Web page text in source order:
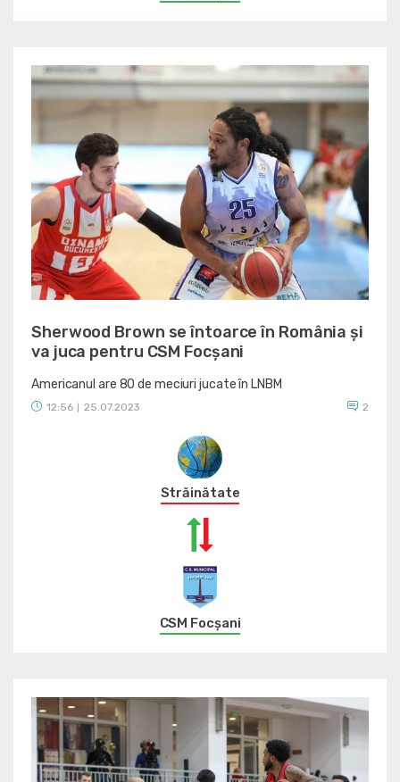
Sherwood Brown se întoarce în România și
va juca pentru CSM Focșani
Americanul are 80 de meciuri jucate în LNBM
12:56 25.07.2023 2
Străinătate
CSM Focșani